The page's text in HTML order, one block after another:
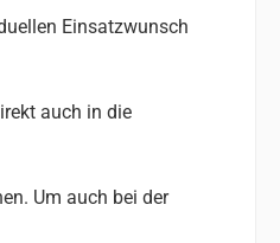
Einsatzwunsch
auch in die
Um auch bei der